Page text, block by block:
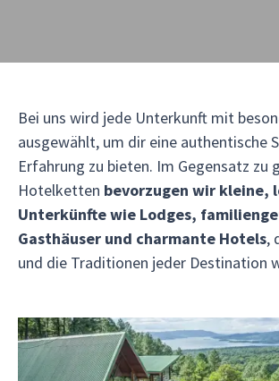
Bei uns wird jede Unterkunft mit
ausgewählt, um dir eine authentische
Erfahrung zu bieten. Im Gegensatz zu
Hotelketten bevorzugen wir kleine,
Unterkünfte wie Lodges,
Gasthäuser und charmante Hotels,
und die Traditionen jeder Destination
Ein einzigartiges Erlebnis, fernab
großer Hotelketten